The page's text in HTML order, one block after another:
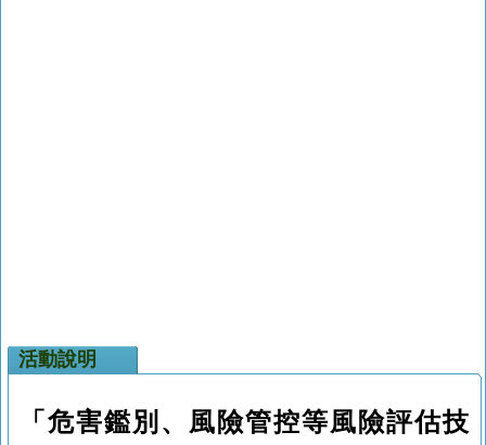
活動說明
「 危害鑑別、風險管控等風險評估技